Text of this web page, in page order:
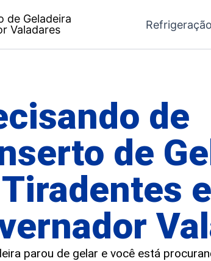
de
de
parou de gelar e você está